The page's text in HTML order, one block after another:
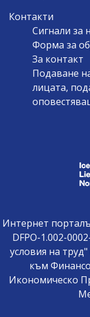
Контакти
Сигнали за
Форма за
За контакт
Подаване
лицата,
Интернет
DFPO-1.002-
условия на
към
Икономическо